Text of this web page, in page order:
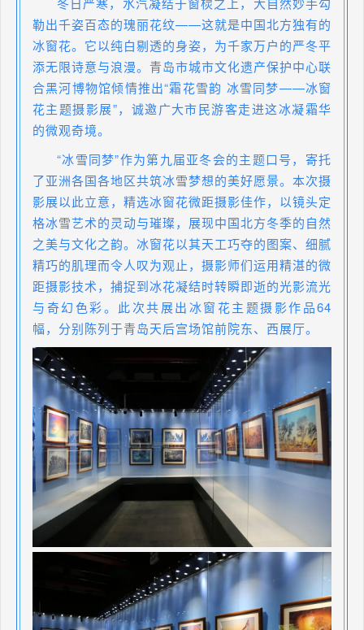
勒出千姿百态的瑰丽花纹——这就是中国北方独有的
冰窗花。它以纯白剔透的身姿，为千家万户的严冬平
添无限诗意与浪漫。青岛市城市文化遗产保护中心联
合黑河博物馆倾情推出“霜花雪韵 冰雪同梦——冰窗
花主题摄影展”，诚邀广大市民游客走进这冰凝霜华
的微观奇境。
“冰雪同梦”作为第九届亚冬会的主题口号，寄托
了亚洲各国各地区共筑冰雪梦想的美好愿景。本次摄
影展以此立意，精选冰窗花微距摄影佳作，以镜头定
格冰雪艺术的灵动与璀璨，展现中国北方冬季的自然
之美与文化之韵。冰窗花以其天工巧夺的图案、细腻
精巧的肌理而令人叹为观止，摄影师们运用精湛的微
距摄影技术，捕捉到冰花凝结时转瞬即逝的光影流光
与奇幻色彩。此次共展出冰窗花主题摄影作品64
幅，分别陈列于青岛天后宫场馆前院东、西展厅。